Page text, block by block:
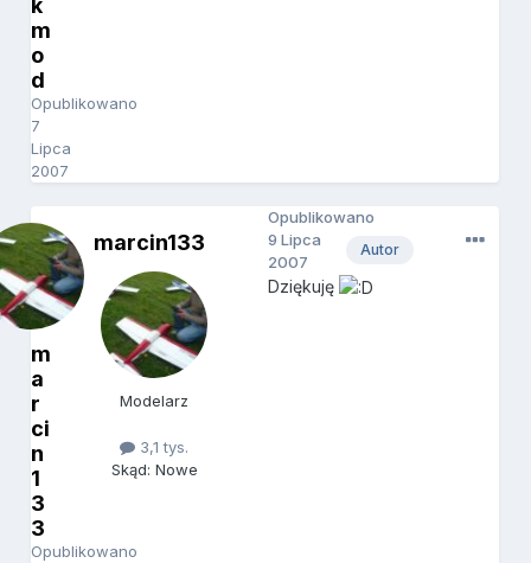
k
m
o
d
Opublikowano
7
Lipca
2007
m
a
r
ci
n
1
3
3
Opublikowano
marcin133
Modelarz
3,1 tys.
Skąd: Nowe
Autor
Opublikowano
9 Lipca
2007
Dziękuję